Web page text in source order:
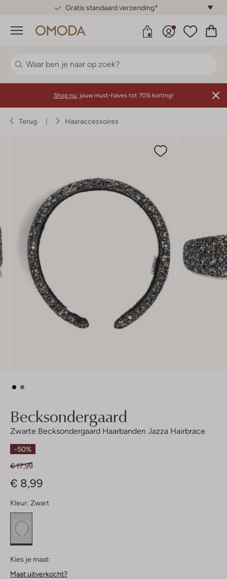
Gratis standaard verzending*
Menu
Shop nu: jouw must-haves tot 70% korting!
Terug Haaraccessoires
Becksondergaard
Zwarte Becksondergaard Haarbanden Jazza Hairbrace
-50%
€ 17,99
€ 8,99
Kleur: Zwart
Kies je maat:
Maat uitverkocht?